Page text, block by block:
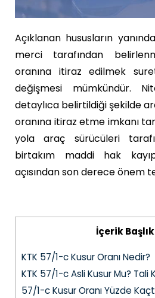
Açıklanan hususların
merci tarafından
oranına itiraz edilmek
değişmesi mümkündür.
detaylıca belirtildiği şekilde
oranına itiraz etme imkanı
yola araç sürücüleri
birtakım maddi hak
açısından son derece önem
İçerik
KTK 57/1-c Kusur Oranı Nedir?
KTK 57/1-c Asli Kusur Mu? Tali
57/1-c Kusur Oranı Yüzde